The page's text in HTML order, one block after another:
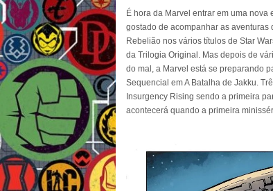
É hora da Marvel entrar em uma
gostado de acompanhar as aventuras
Rebelião nos vários títulos de Star
da Trilogia Original. Mas depois de
do mal, a Marvel está se preparando
Sequencial em A Batalha de Jakku.
Insurgency Rising sendo a primeira
acontecerá quando a primeira